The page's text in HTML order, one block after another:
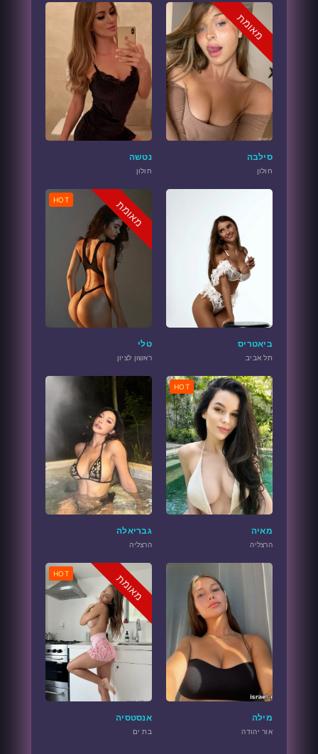
נטשה
חולון
סילבה
חולון
מאומת
טלי
ראשון לציון
HOT מאומת
ביאטריס
תל אביב
גבריאלה
הרצליה
מאיה
הרצליה
HOT
אנסטסיה
בת ים
HOT מאומת
מילה
אור יהודה